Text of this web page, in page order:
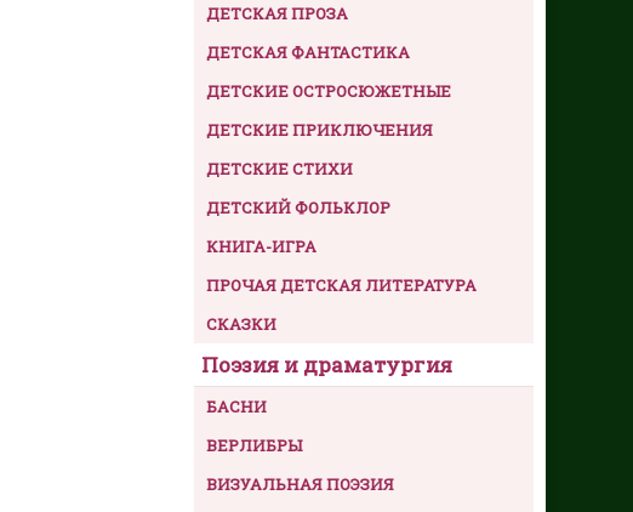
ДЕТСКАЯ ПРОЗА
ДЕТСКАЯ ФАНТАСТИКА
ДЕТСКИЕ ОСТРОСЮЖЕТНЫЕ
ДЕТСКИЕ ПРИКЛЮЧЕНИЯ
ДЕТСКИЕ СТИХИ
ДЕТСКИЙ ФОЛЬКЛОР
КНИГА-ИГРА
ПРОЧАЯ ДЕТСКАЯ ЛИТЕРАТУРА
СКАЗКИ
Поэзия и драматургия
БАСНИ
ВЕРЛИБРЫ
ВИЗУАЛЬНАЯ ПОЭЗИЯ